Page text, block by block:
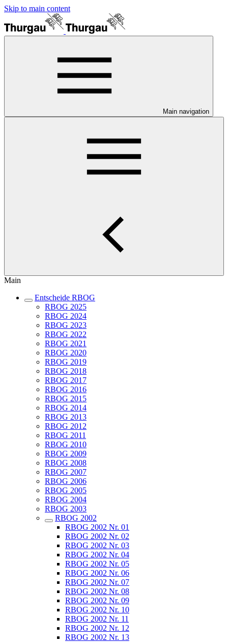
Skip to main content
Main navigation
Main
Entscheide RBOG
RBOG 2025
RBOG 2024
RBOG 2023
RBOG 2022
RBOG 2021
RBOG 2020
RBOG 2019
RBOG 2018
RBOG 2017
RBOG 2016
RBOG 2015
RBOG 2014
RBOG 2013
RBOG 2012
RBOG 2011
RBOG 2010
RBOG 2009
RBOG 2008
RBOG 2007
RBOG 2006
RBOG 2005
RBOG 2004
RBOG 2003
RBOG 2002
RBOG 2002 Nr. 01
RBOG 2002 Nr. 02
RBOG 2002 Nr. 03
RBOG 2002 Nr. 04
RBOG 2002 Nr. 05
RBOG 2002 Nr. 06
RBOG 2002 Nr. 07
RBOG 2002 Nr. 08
RBOG 2002 Nr. 09
RBOG 2002 Nr. 10
RBOG 2002 Nr. 11
RBOG 2002 Nr. 12
RBOG 2002 Nr. 13